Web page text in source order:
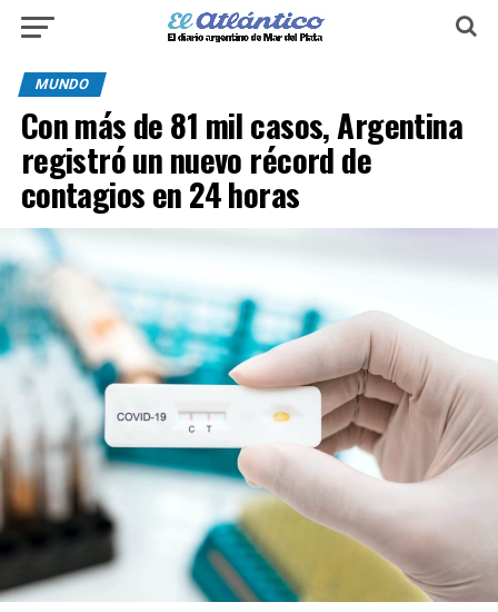
MUNDO
Con más de 81 mil casos, Argentina
registró un nuevo récord de
contagios en 24 horas